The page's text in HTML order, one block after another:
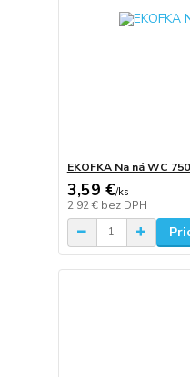
EKOFKA Na ná WC
3,59 €/ks
2,92 € bez DPH